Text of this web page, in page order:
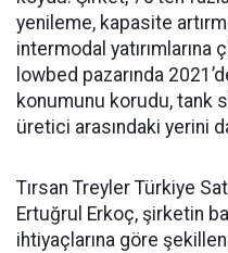
yenile­me, kapasite
intermodal
lowbed pazarında
konumunu korudu, tank
üretici arasındaki yerini
Tırsan Treyler Türkiye
Ertuğrul Er­koç, şirketin
ihtiyaçlarına göre